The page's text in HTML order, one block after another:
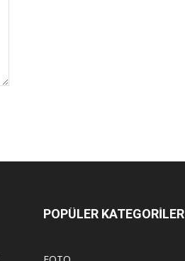
POPÜLER KATEGORİLER